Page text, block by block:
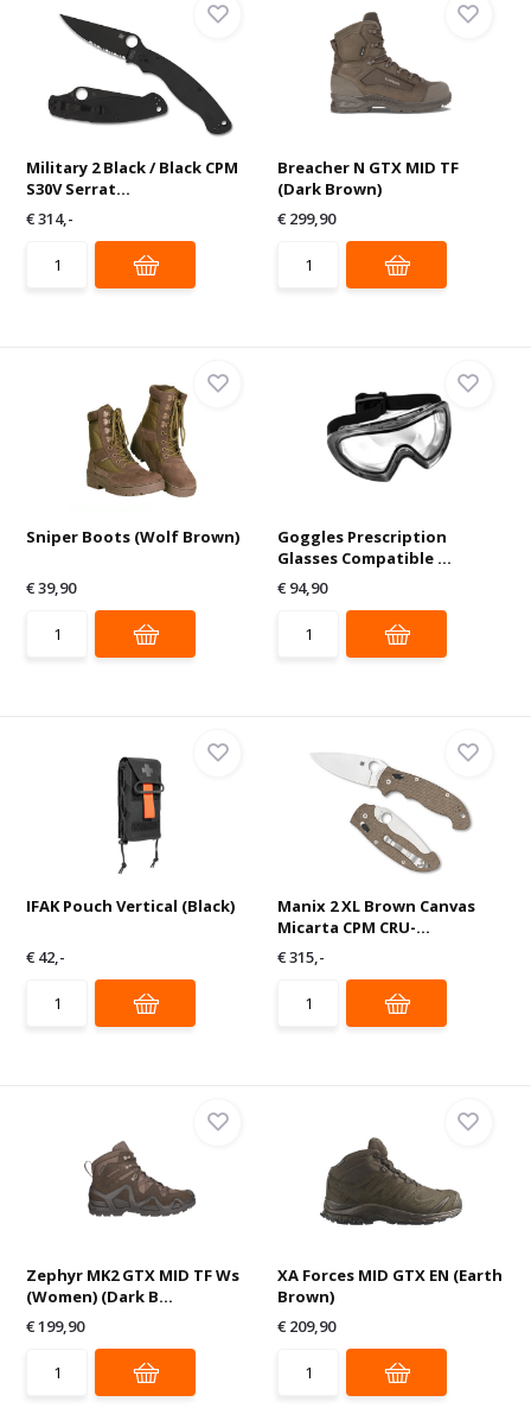
Military 2 Black / Black CPM
S30V Serrat...
€ 314,-
Breacher N GTX MID TF
(Dark Brown)
€ 299,90
Sniper Boots (Wolf Brown)
€ 39,90
Goggles Prescription
Glasses Compatible ...
€ 94,90
IFAK Pouch Vertical (Black)
€ 42,-
Manix 2 XL Brown Canvas
Micarta CPM CRU-...
€ 315,-
Zephyr MK2 GTX MID TF Ws
(Women) (Dark B...
€ 199,90
XA Forces MID GTX EN (Earth
Brown)
€ 209,90